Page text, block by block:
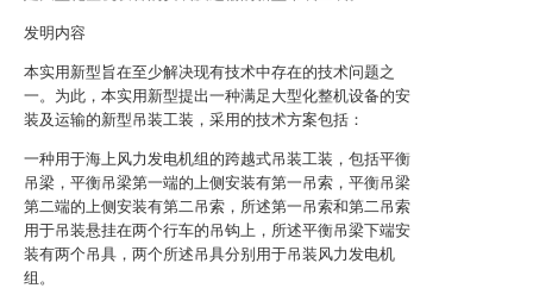
发明内容
本实用新型旨在至少解决现有技术中存在的技术问题之
一。为此，本实用新型提出一种满足大型化整机设备的安
装及运输的新型吊装工装，采用的技术方案包括：
一种用于海上风力发电机组的跨越式吊装工装，包括平衡
吊梁，平衡吊梁第一端的上侧安装有第一吊索，平衡吊梁
第二端的上侧安装有第二吊索，所述第一吊索和第二吊索
用于吊装悬挂在两个行车的吊钩上，所述平衡吊梁下端安
装有两个吊具，两个所述吊具分别用于吊装风力发电机
组。